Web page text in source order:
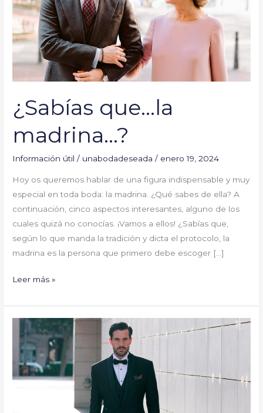
¿Sabías que…la
madrina…?
Información útil / unabodadeseada/ enero 19, 2024
Hoy os queremos hablar de una figura indispensable y muy
especial en toda boda: la madrina. ¿Qué sabes de ella? A
continuación, cinco aspectos interesantes, alguno de los
cuales quizá no conocías. ¡Vamos a ellos! ¿Sabías que,
según lo que manda la tradición y dicta el protocolo, la
madrina es la persona que primero debe escoger […]
Leer más »
Protocolo
para
novios:
su
traje